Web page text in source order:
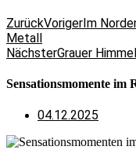
ZurückVorigerIm
Metall
NächsterGrauer
Sensationsmomente im
04.12.2025